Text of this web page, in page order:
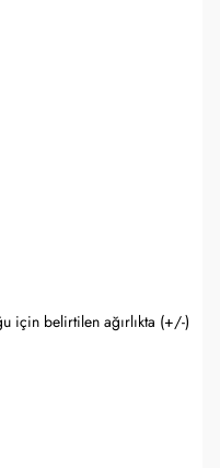
için belirtilen ağırlıkta (+/-)